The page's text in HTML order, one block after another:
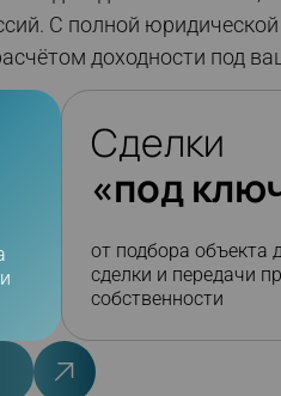
С полной
доходности под
Сделки
«под
от подбора объекта
сделки и передачи
собственности